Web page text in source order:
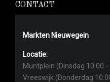
CONTACT
Markten Nieuwegein
Locatie:
Muntplein (Dinsdag 10:00 -
Vreeswijk (Donderdag